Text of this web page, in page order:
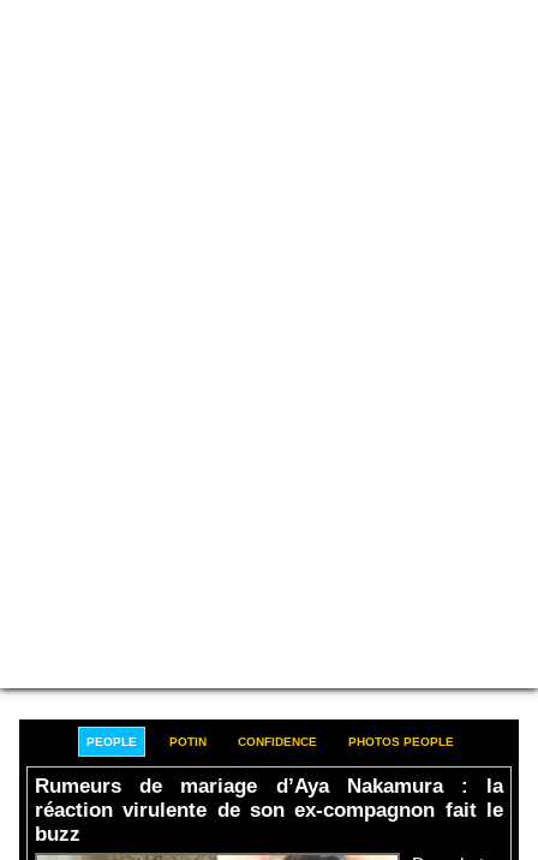
PEOPLE POTIN CONFIDENCE PHOTOS PEOPLE
Rumeurs de mariage d’Aya Nakamura : la
réaction virulente de son ex-compagnon fait le
buzz